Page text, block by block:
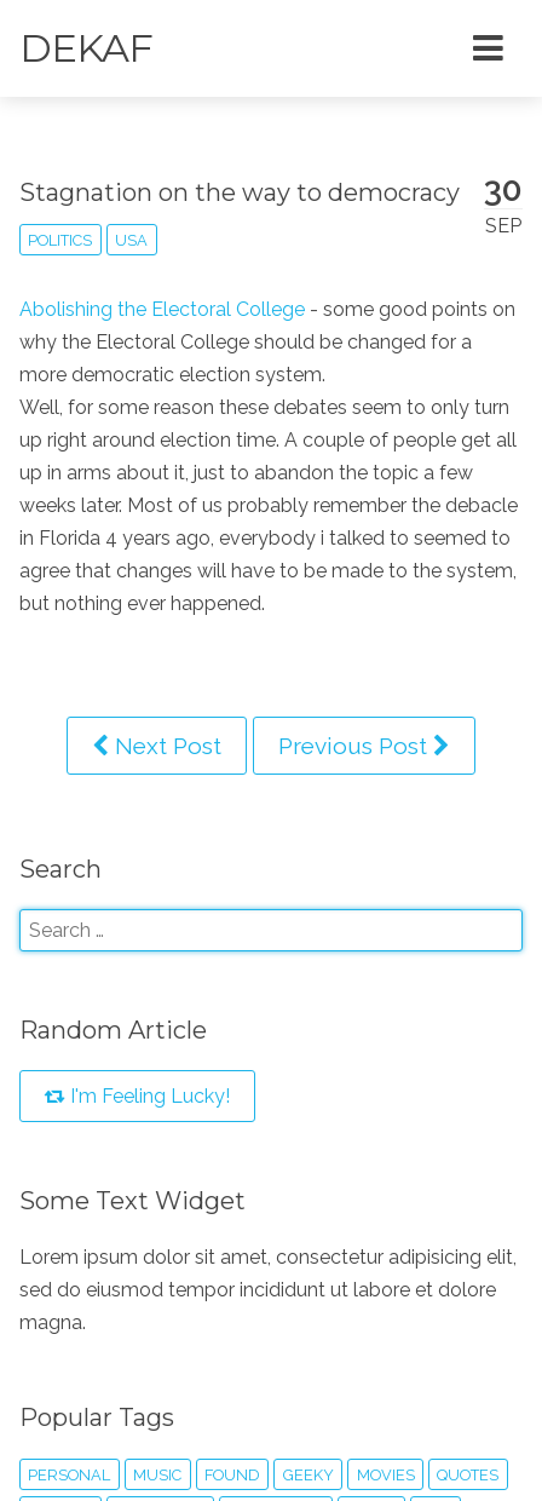
DEKAF
30
SEP
Stagnation on the way to democracy
POLITICS USA
Abolishing the Electoral College - some good points on
why the Electoral College should be changed for a
more democratic election system.
Well, for some reason these debates seem to only turn
up right around election time. A couple of people get all
up in arms about it, just to abandon the topic a few
weeks later. Most of us probably remember the debacle
in Florida 4 years ago, everybody i talked to seemed to
agree that changes will have to be made to the system,
but nothing ever happened.
Next Post Previous Post
Search
Random Article
I'm Feeling Lucky!
Some Text Widget
Lorem ipsum dolor sit amet, consectetur adipisicing elit,
sed do eiusmod tempor incididunt ut labore et dolore
magna.
Popular Tags
PERSONAL MUSIC FOUND GEEKY MOVIES QUOTES